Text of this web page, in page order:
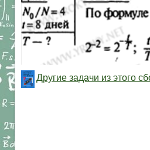
Другие задачи из этого